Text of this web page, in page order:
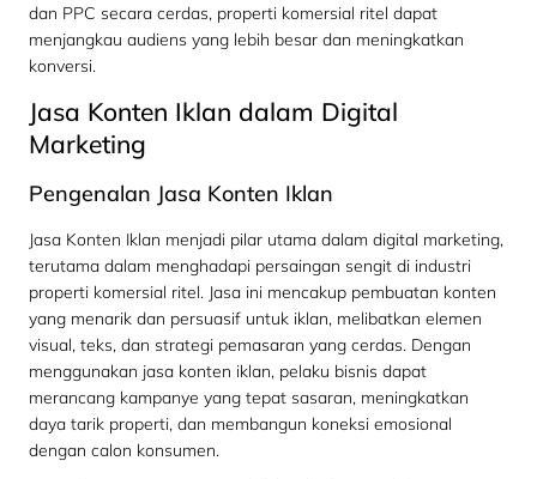
dan PPC secara cerdas, properti komersial ritel dapat
menjangkau audiens yang lebih besar dan meningkatkan
konversi.
Jasa Konten Iklan dalam Digital
Marketing
Pengenalan Jasa Konten Iklan
Jasa Konten Iklan menjadi pilar utama dalam digital marketing,
terutama dalam menghadapi persaingan sengit di industri
properti komersial ritel. Jasa ini mencakup pembuatan konten
yang menarik dan persuasif untuk iklan, melibatkan elemen
visual, teks, dan strategi pemasaran yang cerdas. Dengan
menggunakan jasa konten iklan, pelaku bisnis dapat
merancang kampanye yang tepat sasaran, meningkatkan
daya tarik properti, dan membangun koneksi emosional
dengan calon konsumen.